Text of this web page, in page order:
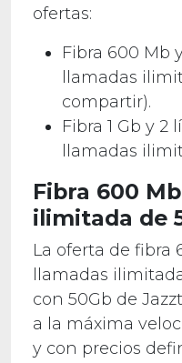
ofertas:
Fibra 600 Mb
llamadas
compartir).
Fibra 1 Gb y 2
llamadas
Fibra 600
ilimitada de
La oferta de fibra
llamadas
con 50Gb de
a la máxima
y con precios